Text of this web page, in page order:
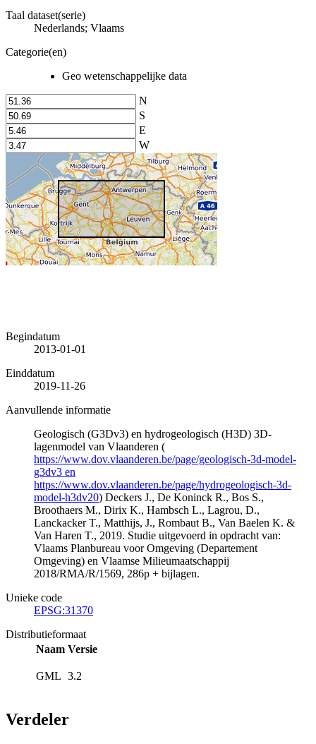
Taal dataset(serie)
Nederlands; Vlaams
Categorie(en)
Geo wetenschappelijke data
N
S
E
W
Begindatum
2013-01-01
Einddatum
2019-11-26
Aanvullende informatie
Geologisch (G3Dv3) en hydrogeologisch (H3D) 3D-
lagenmodel van Vlaanderen (
https://www.dov.vlaanderen.be/page/geologisch-3d-model-
g3dv3 en
https://www.dov.vlaanderen.be/page/hydrogeologisch-3d-
model-h3dv20) Deckers J., De Koninck R., Bos S.,
Broothaers M., Dirix K., Hambsch L., Lagrou, D.,
Lanckacker T., Matthijs, J., Rombaut B., Van Baelen K. &
Van Haren T., 2019. Studie uitgevoerd in opdracht van:
Vlaams Planbureau voor Omgeving (Departement
Omgeving) en Vlaamse Milieumaatschappij
2018/RMA/R/1569, 286p + bijlagen.
Unieke code
EPSG:31370
Distributieformaat
Naam Versie
GML 3.2
Verdeler